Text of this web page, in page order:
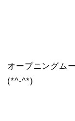
オープニングム
(*^-^*)